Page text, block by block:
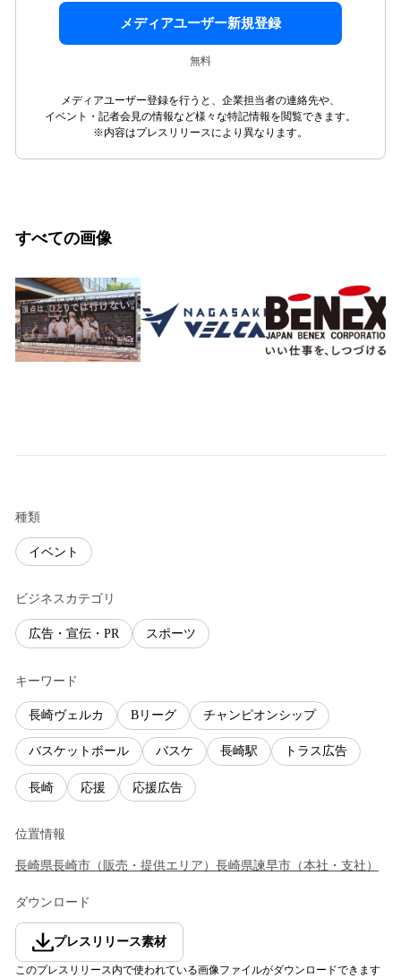
メディアユーザー新規登録
無料
メディアユーザー登録を行うと、企業担当者の連絡先や、
イベント・記者会見の情報など様々な特記情報を閲覧できます。
※内容はプレスリリースにより異なります。
すべての画像
種類
イベント
ビジネスカテゴリ
広告・宣伝・PR スポーツ
キーワード
長崎ヴェルカ Bリーグ チャンピオンシップ
バスケットボール バスケ 長崎駅 トラス広告
長崎 応援 応援広告
位置情報
長崎県長崎市 （販売・提供エリア ） 長崎県諫早市 （本社・支社 ）
ダウンロード
プレスリリース素材
このプレスリリース内で使われている画像ファイルがダウンロードできます